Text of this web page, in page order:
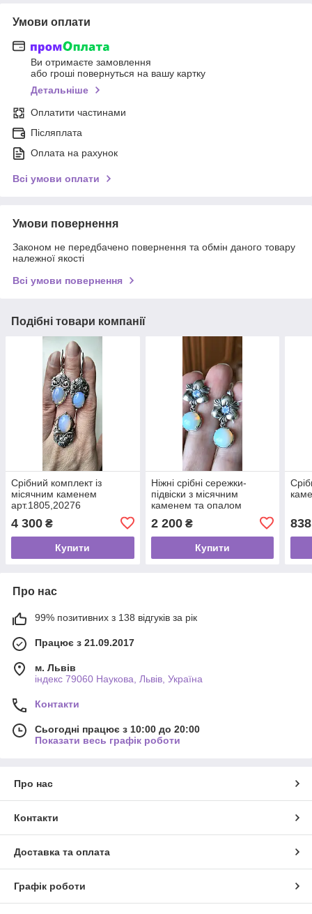
Умови оплати
Ви отримаєте замовлення
або гроші повернуться на вашу картку
Детальніше
Оплатити частинами
Післяплата
Оплата на рахунок
Всі умови оплати
Умови повернення
Законом не передбачено повернення та обмін даного товару
належної якості
Всі умови повернення
Подібні товари компанії
Срібний комплект із
місячним каменем
арт.1805,20276
4 300 ₴
Купити
Ніжні срібні сережки-
підвіски з місячним
каменем та опалом
2 200₴
Купити
838
Про нас
99% позитивних з 138 відгуків за рік
Працює з 21.09.2017
м. Львів
індекс 79060 Наукова, Львів, Україна
Контакти
Сьогодні працює з 10:00 до 20:00
Показати весь графік роботи
Про нас
Контакти
Доставка та оплата
Графік роботи